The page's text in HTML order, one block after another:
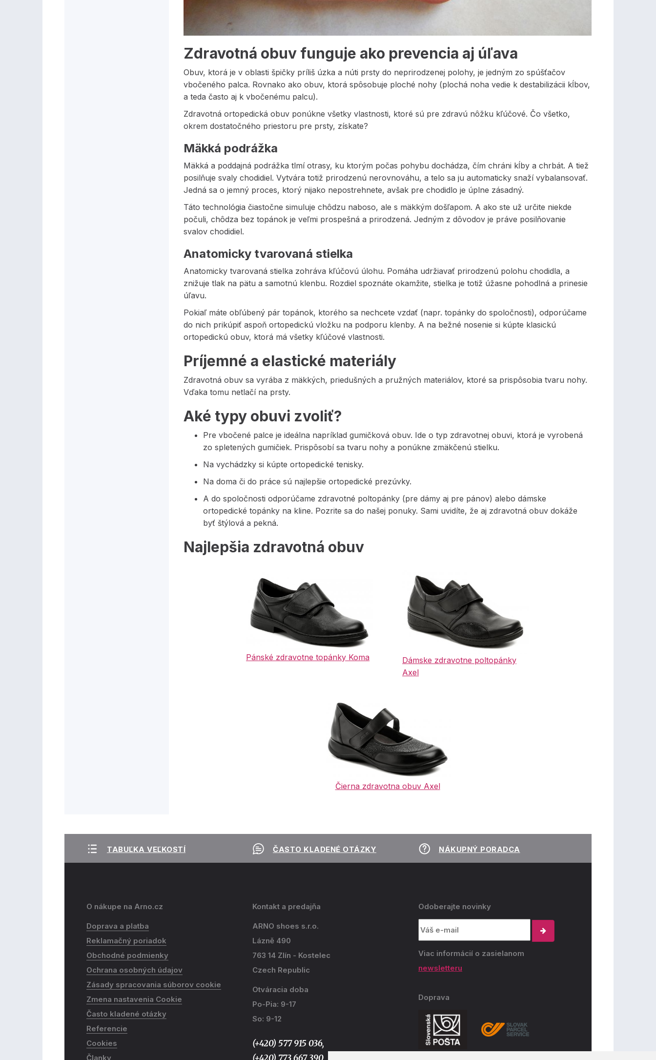
Zdravotná obuv funguje ako prevencia aj úľava
Obuv, ktorá je v oblasti špičky príliš úzka a núti prsty do neprirodzenej polohy, je jedným zo spúšťačov
vbočeného palca. Rovnako ako obuv, ktorá spôsobuje ploché nohy (plochá noha vedie k destabilizácii kĺbov,
a teda často aj k vbočenému palcu).
Zdravotná ortopedická obuv ponúkne všetky vlastnosti, ktoré sú pre zdravú nôžku kľúčové. Čo všetko,
okrem dostatočného priestoru pre prsty, získate?
Mäkká podrážka
Mäkká a poddajná podrážka tlmí otrasy, ku ktorým počas pohybu dochádza, čím chráni kĺby a chrbát. A tiež
posilňuje svaly chodidiel. Vytvára totiž prirodzenú nerovnováhu, a telo sa ju automaticky snaží vybalansovať.
Jedná sa o jemný proces, ktorý nijako nepostrehnete, avšak pre chodidlo je úplne zásadný.
Táto technológia čiastočne simuluje chôdzu naboso, ale s mäkkým došľapom. A ako ste už určite niekde
počuli, chôdza bez topánok je veľmi prospešná a prirodzená. Jedným z dôvodov je práve posilňovanie
svalov chodidiel.
Anatomicky tvarovaná stielka
Anatomicky tvarovaná stielka zohráva kľúčovú úlohu. Pomáha udržiavať prirodzenú polohu chodidla, a
znižuje tlak na pätu a samotnú klenbu. Rozdiel spoznáte okamžite, stielka je totiž úžasne pohodlná a prinesie
úľavu.
Pokiaľ máte obľúbený pár topánok, ktorého sa nechcete vzdať (napr. topánky do spoločnosti), odporúčame
do nich prikúpiť aspoň ortopedickú vložku na podporu klenby. A na bežné nosenie si kúpte klasickú
ortopedickú obuv, ktorá má všetky kľúčové vlastnosti.
Príjemné a elastické materiály
Zdravotná obuv sa vyrába z mäkkých, priedušných a pružných materiálov, ktoré sa prispôsobia tvaru nohy.
Vďaka tomu netlačí na prsty.
Aké typy obuvi zvoliť?
Pre vbočené palce je ideálna napríklad gumičková obuv. Ide o typ zdravotnej obuvi, ktorá je vyrobená
zo spletených gumičiek. Prispôsobí sa tvaru nohy a ponúkne zmäkčenú stielku.
Na vychádzky si kúpte ortopedické tenisky.
Na doma či do práce sú najlepšie ortopedické prezúvky.
A do spoločnosti odporúčame zdravotné poltopánky (pre dámy aj pre pánov) alebo dámske
ortopedické topánky na kline. Pozrite sa do našej ponuky. Sami uvidíte, že aj zdravotná obuv dokáže
byť štýlová a pekná.
Najlepšia zdravotná obuv
Pánské zdravotne topánky Koma
Dámske zdravotne poltopánky
Axel
Čierna zdravotna obuv Axel
TABUĽKA VEĽKOSTÍ ČASTO KLADENÉ OTÁZKY NÁKUPNÝ PORADCA
O nákupe na Arno.cz
Doprava a platba
Reklamačný poriadok
Obchodné podmienky
Ochrana osobných údajov
Zásady spracovania súborov cookie
Zmena nastavenia Cookie
Často kladené otázky
Referencie
Cookies
Članky
Kontakt a predajňa
ARNO shoes s.r.o.
Lázně 490
763 14 Zlín - Kostelec
Czech Republic
Otváracia doba
Po-Pia: 9-17
So: 9-12
(+420) 577 915 036,
Odoberajte novinky
Viac informácií o zasielanom
newsletteru
Doprava